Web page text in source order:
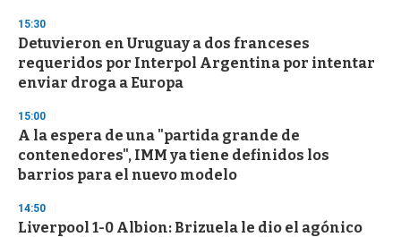
15:30
Detuvieron en Uruguay a dos franceses
requeridos por Interpol Argentina por intentar
enviar droga a Europa
15:00
A la espera de una "partida grande de
contenedores", IMM ya tiene definidos los
barrios para el nuevo modelo
14:50
Liverpool 1-0 Albion: Brizuela le dio el agónico